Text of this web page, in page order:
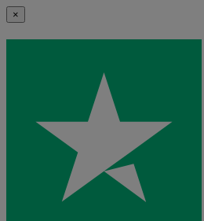
×